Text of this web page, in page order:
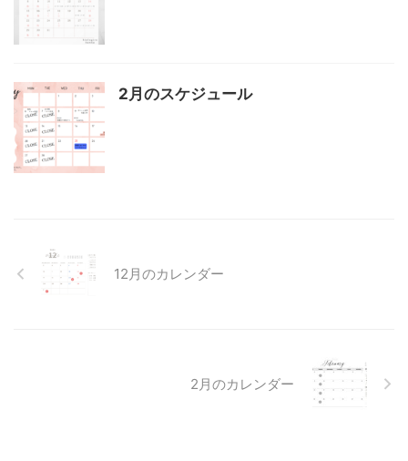
2月のスケジュール
12月のカレンダー
2月のカレンダー